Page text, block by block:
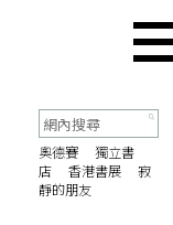
奧德賽
獨立書
店
香港書展
寂
靜的朋友